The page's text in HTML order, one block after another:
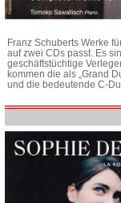
Franz Schuberts Werke
auf zwei CDs passt. Es
geschäftstüchtige
kommen die als „Grand
und die bedeutende C-